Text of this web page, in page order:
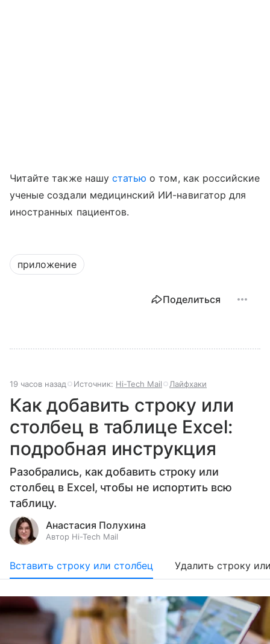
Читайте также нашу статью о том, как российские
ученые создали медицинский ИИ-навигатор для
иностранных пациентов.
приложение
Поделиться
19 часов назад Источник: Hi-Tech Mail Лайфхаки
Как добавить строку или
столбец в таблице Excel:
подробная инструкция
Разобрались, как добавить строку или
столбец в Excel, чтобы не испортить всю
таблицу.
Анастасия Полухина
Автор Hi-Tech Mail
Вставить строку или столбец Удалить строку